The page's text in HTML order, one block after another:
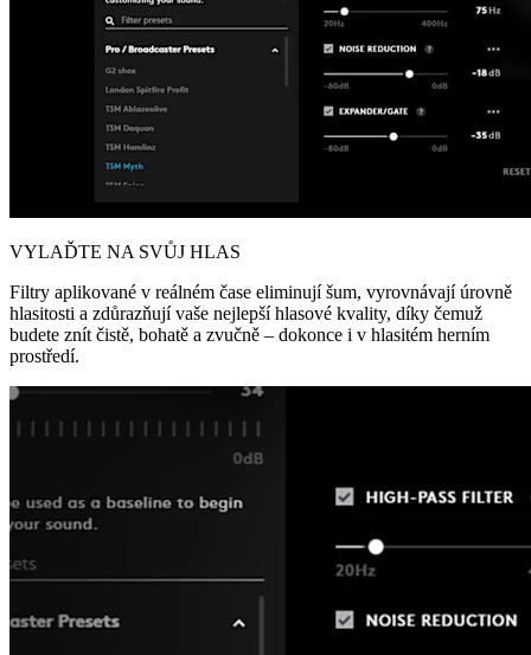
VYLAĎTE NA SVŮJ HLAS
Filtry aplikované v reálném čase eliminují šum, vyrovnávají úrovně
hlasitosti a zdůrazňují vaše nejlepší hlasové kvality, díky čemuž
budete znít čistě, bohatě a zvučně – dokonce i v hlasitém herním
prostředí.